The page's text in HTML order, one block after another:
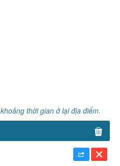
thời gian ở lại địa điểm.